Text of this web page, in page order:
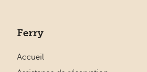
Ferry
Accueil